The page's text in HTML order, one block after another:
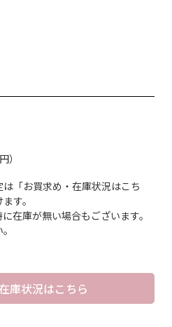
）
「お買求め・在庫状況はこち
す。
在庫が無い場合もございます。
庫状況はこちら